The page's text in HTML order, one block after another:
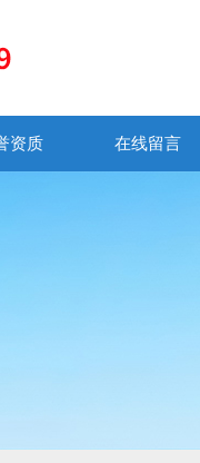
资质 在线留言